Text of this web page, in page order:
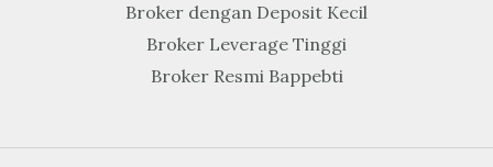
Broker dengan Deposit Kecil
Broker Leverage Tinggi
Broker Resmi Bappebti